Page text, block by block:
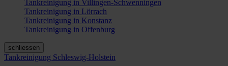
Tankreinigung in Villingen-Schwenningen
Tankreinigung in Lörrach
Tankreinigung in Konstanz
Tankreinigung in Offenburg
schliessen
Tankreinigung Schleswig-Holstein